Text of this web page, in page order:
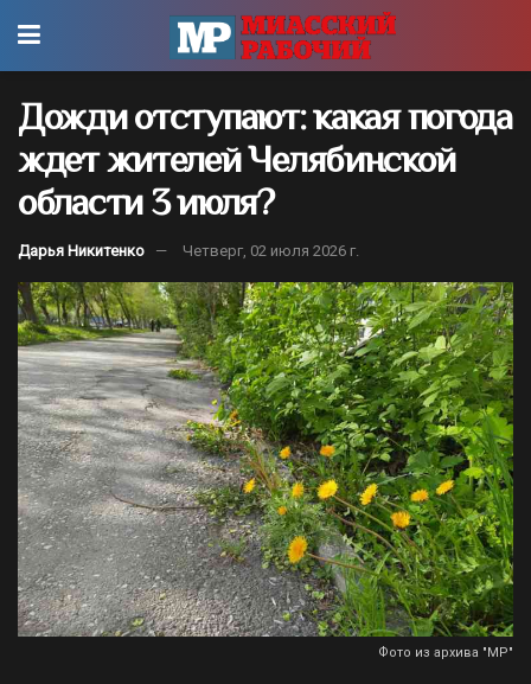
Дожди отступают: какая погода
ждет жителей Челябинской
области 3 июля?
Дарья Никитенко Четверг, 02 июля 2026 г.
Фото из архива "МР"